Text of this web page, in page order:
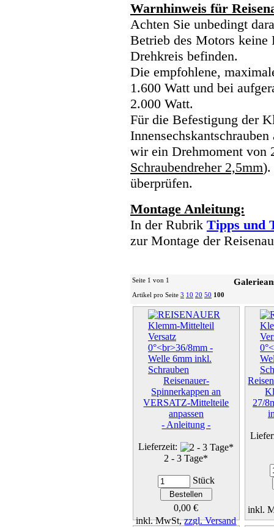
Warnhinweis für
Achten Sie unbedingt
Betrieb des Motors keine
Drehkreis befinden.
Die empfohlene,
1.600 Watt und bei
2.000 Watt.
Für die Befestigung der
wir ein Drehmoment von
Schraubendreher 2,5mm).
überprüfen.
Montage Anleitung:
In der Rubrik Tipps und
zur Montage der
Seite 1 von 1
Artikel pro Seite 3 10 20 50 100
Reisenauer-
Spinnerkappen an
VERSATZ-Mittelteile
anpassen
- Anleitung -
Lieferzeit:
2 - 3 Tage*
Stück
0,00 €
inkl. MwSt,zzgl. Versand
27/
inkl.